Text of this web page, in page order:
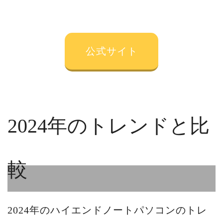
公式サイト
2024年のトレンドと比
較
2024年のハイエンドノートパソコンのトレ